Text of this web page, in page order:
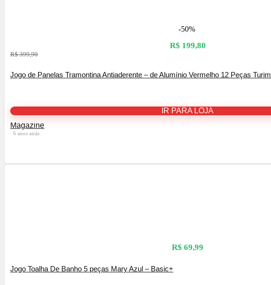
-50%
R$ 199,80
R$ 399,90
Jogo de Panelas Tramontina Antiaderente – de Alumínio Vermelho 12 Peças Turim
IR PARA LOJA
Magazine
6 anos atrás
R$ 69,99
Jogo Toalha De Banho 5 peças Mary Azul – Basic+